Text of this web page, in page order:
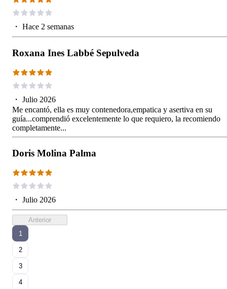
・ Hace 2 semanas
Roxana Ines Labbé Sepulveda
・ Julio 2026
Me encantó, ella es muy contenedora,empatica y asertiva en su
guía...comprendió excelentemente lo que requiero, la recomiendo
completamente...
Doris Molina Palma
・ Julio 2026
Anterior
1
2
3
4